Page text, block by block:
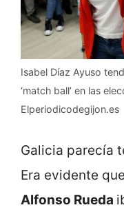
Isabel Díaz Ayuso
‘match ball’ en las
Elperiodicodegijon.es
Galicia parecía
Era evidente
Alfonso Rueda